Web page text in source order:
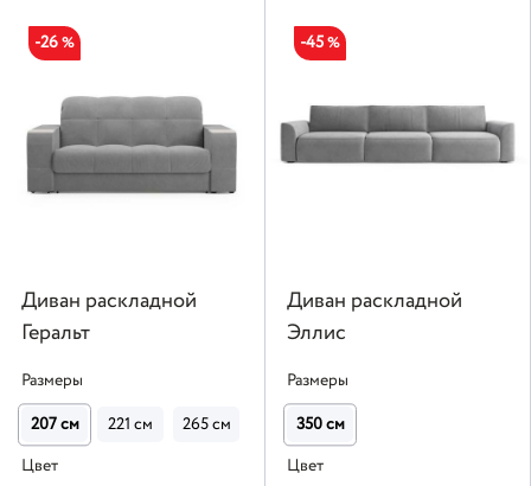
-26%
Диван раскладной
Геральт
Размеры
207 см
221 см
265 см
Цвет
-45%
Диван раскладной
Эллис
Размеры
350 см
Цвет